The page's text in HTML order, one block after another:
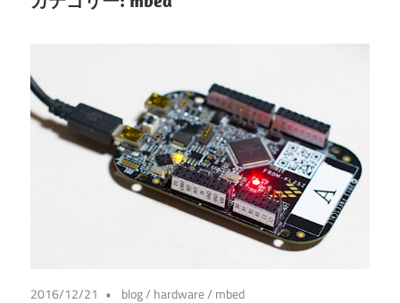
2016/12/21 blog/ hardware/ mbed